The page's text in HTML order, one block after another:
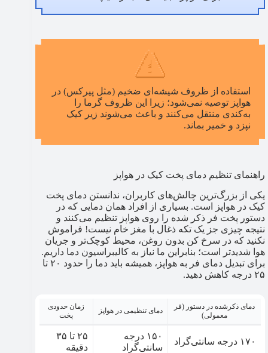
استفاده از ظروف شیشه‌ای ضخیم (مثل پیرکس) در
هواپز توصیه نمی‌شود؛ زیرا این ظروف گرما را
به‌کندی منتقل می‌کنند و باعث می‌شوند زیر کیک
نپزد و خمیر بماند.
راهنمای تنظیم دمای پخت کیک در هواپز
یکی از بزرگ‌ترین چالش‌های کاربران، ندانستن دمای پخت
کیک در هواپز است. بسیاری از افراد همان دمایی که در
دستور پخت فر ذکر شده را روی هواپز تنظیم می‌کنند و
نتیجه چیزی جز یک تکه ذغال با مغز خام نیست! فراموش
نکنید که در سرخ کن بدون روغن، محیط کوچک‌تر و جریان
هوا شدیدتر است؛ بنابراین ما نیاز به کالیبراسیون دما داریم.
برای تبدیل دمای فر به هواپز، همیشه باید دما را حدود ۲۰ تا
۲۵ درجه کاهش دهید.
دمای ذکرشده در دستور (فر
معمولی)
دمای تنظیمی در هواپز
زمان حدودی
پخت
۱۷۰ درجه سانتی‌گراد
۱۵۰ درجه
سانتی‌گراد
۲۵ تا ۳۵
دقیقه